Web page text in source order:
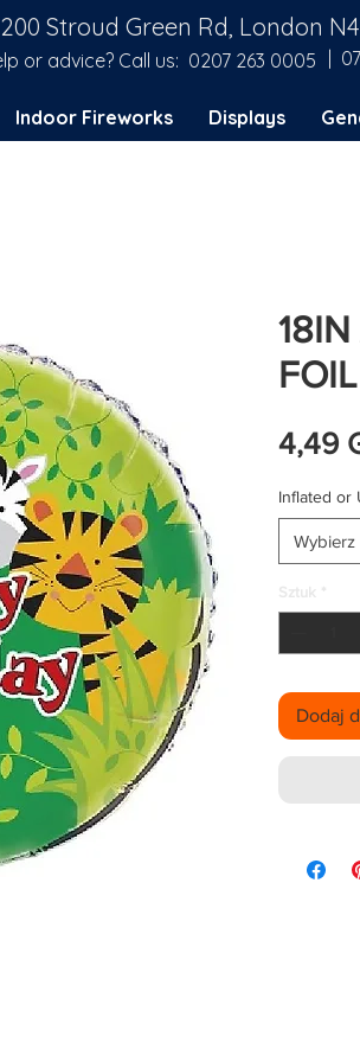
Stroud Green Rd, London
or advice? Call us: 0207 263 0005 |
Indoor Fireworks Displays
4,49
Inflated or
Wybierz
Dodaj